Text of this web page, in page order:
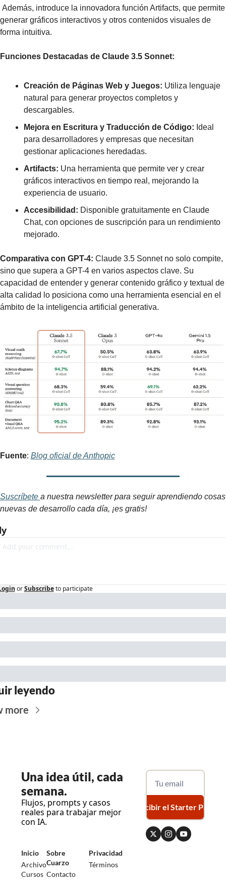
generar gráficos interactivos y otros contenidos visuales de
forma intuitiva.
Funciones Destacadas de Claude 3.5 Sonnet:
Creación de Páginas Web y Juegos: Utiliza lenguaje
natural para generar proyectos completos y
descargables.
Mejora en Escritura y Traducción de Código: Ideal
para desarrolladores y empresas que necesitan
gestionar aplicaciones heredadas.
Artifacts: Una herramienta que permite ver y crear
gráficos interactivos en tiempo real, mejorando la
experiencia de usuario.
Accesibilidad: Disponible gratuitamente en Claude
Chat, con opciones de suscripción para un rendimiento
mejorado.
Comparativa con GPT-4: Claude 3.5 Sonnet no solo compite,
sino que supera a GPT-4 en varios aspectos clave. Su
capacidad de entender y generar contenido gráfico y textual de
alta calidad lo posiciona como una herramienta esencial en el
ámbito de la inteligencia artificial generativa.
Fuente: Blog oficial de Anthopic
Suscríbete a nuestra newsletter para seguir aprendiendo cosas
nuevas de desarrollo cada día, ¡es gratis!
or Subscribe to participate
leyendo
more
Una idea útil, cada
semana.
Flujos, prompts y casos
reales para trabajar mejor
con IA.
Recibir el Starter Pack
Inicio
Archivo
Cursos
Sobre
Cuarzo
Contacto
Privacidad
Términos